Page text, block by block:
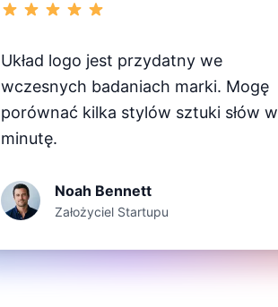
Układ logo jest przydatny we
wczesnych badaniach marki. Mogę
porównać kilka stylów sztuki słów w
minutę.
Noah Bennett
Założyciel Startupu